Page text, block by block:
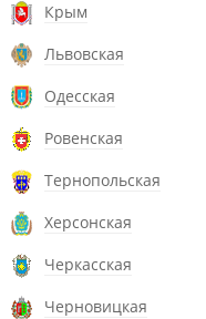
Крым
Львовская
Одесская
Ровенская
Тернопольская
Херсонская
Черкасская
Черновицкая